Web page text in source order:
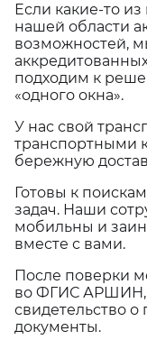
Если какие-то
нашей области
возможностей,
подходим к
«одного окна».
У нас свой
транспортными
бережную
Готовы к
задач. Наши
мобильны и
вместе с вами.
После поверки
во ФГИС АРШИН,
свидетельство
документы.